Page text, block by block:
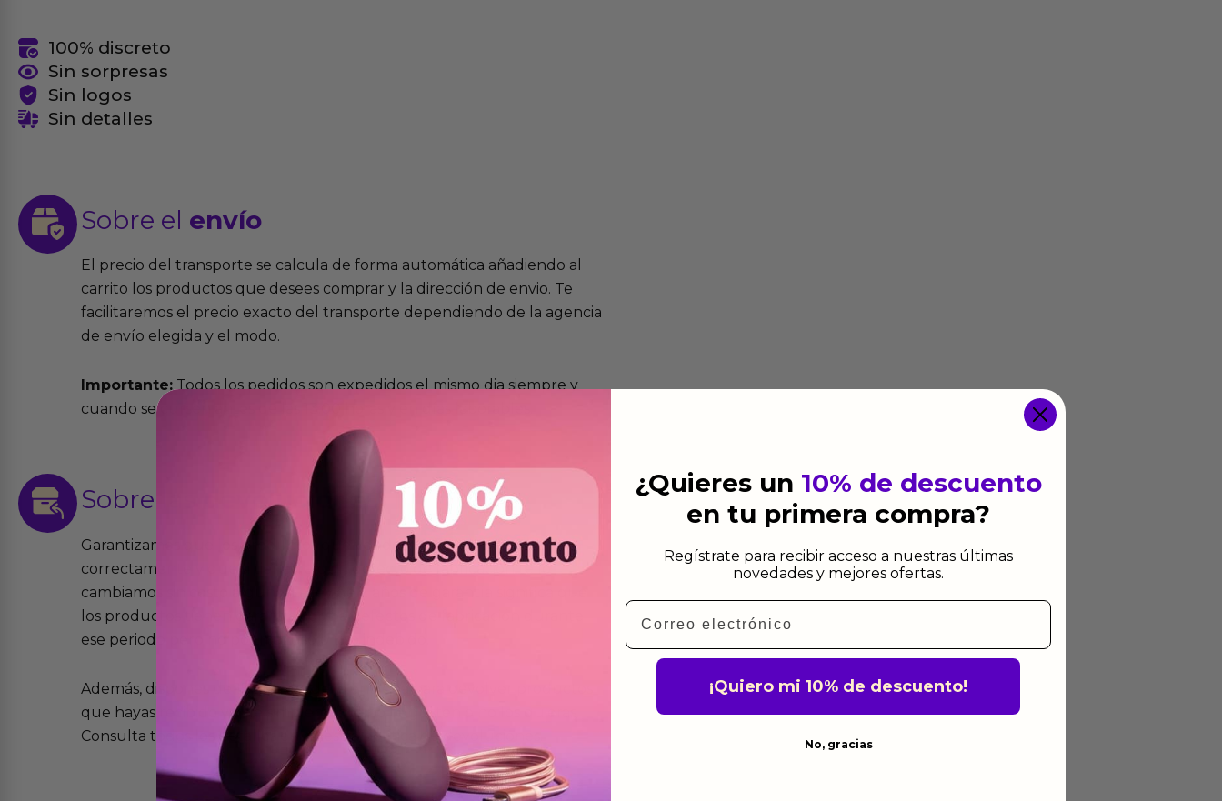
100% discreto
Sin sorpresas
Sin logos
Sin detalles
Sobre el envío
El precio del transporte se calcula de forma automática añadiendo al
carrito los productos que desees comprar y la dirección de envio. Te
facilitaremos el precio exacto del transporte dependiendo de la agencia
de envío elegida y el modo.
Importante:Todos los pedidos son expedidos el mismo dia siempre y
cuando se cursen antes de las 13:00 horas y en días laborables.
Sobre las devoluciones
Garantizamos que los productos que vendemos funcionan
correctamente y que si tienen algún defecto de fabricación te lo
cambiamos sin costo alguno. La ley de 2 años de garantía significa que
los productos tienen garantía contra defectos de fabricación durante
ese periodo pero no por mal uso o uso indebido.
Además, dispones de 15 días desde la entrega para devolver productos
que hayas recibido y que simplemente no te gusten o no los quieras.
Consulta todos los detalles en nuestra política de devoluciones.
¿Quieres un 10% de descuento
en tu primera compra?
Regístrate para recibir acceso a nuestras últimas
novedades y mejores ofertas.
Email
¡Quiero mi 10% de descuento!
No, gracias